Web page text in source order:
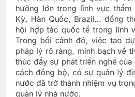
hưởng lớn trong lĩnh vực thẩm
Kỳ, Hàn Quốc, Brazil… đồng
hội hợp tác quốc tế trong lĩnh
Trong bối cảnh đó, việc tạo
pháp lý rõ ràng, minh bạch về
thúc đẩy sự phát triển nghề
cách đồng bộ, có sự quản lý
nước đã trở thành nhiệm vụ
quản lý nhà nước.